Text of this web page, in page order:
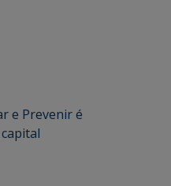
e Prevenir é